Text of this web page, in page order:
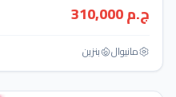
ج.م 310,000
مانيوال بنزين